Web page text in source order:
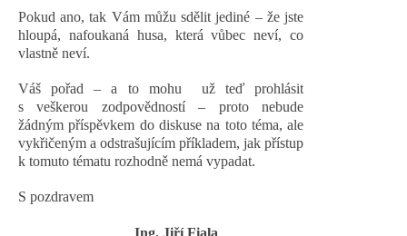
Pokud ano, tak Vám můžu sdělit jediné – že jste
hloupá, nafoukaná husa, která vůbec neví, co
vlastně neví.
Váš pořad – a to mohu
už teď prohlásit
s veškerou zodpovědností – proto nebude
žádným příspěvkem do diskuse na toto téma, ale
vykřičeným a odstrašujícím příkladem, jak přístup
k tomuto tématu rozhodně nemá vypadat.
S pozdravem
Ing. Jiří Fiala